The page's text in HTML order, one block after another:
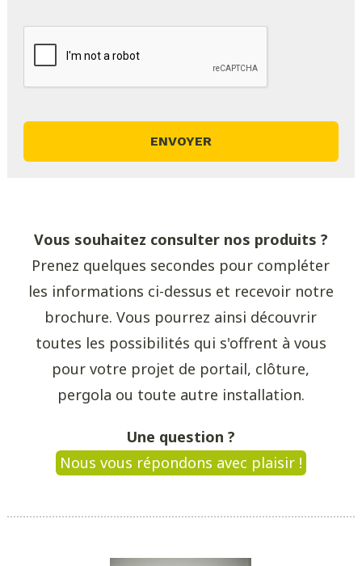
Vous souhaitez consulter nos produits ?
Prenez quelques secondes pour compléter
les informations ci-dessus et recevoir notre
brochure. Vous pourrez ainsi découvrir
toutes les possibilités qui s'offrent à vous
pour votre projet de portail, clôture,
pergola ou toute autre installation.
Une question ?
Nous vous répondons avec plaisir !